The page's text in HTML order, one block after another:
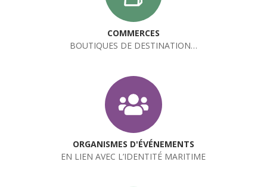
COMMERCES
BOUTIQUES DE DESTINATION…
ORGANISMES D'ÉVÉNEMENTS
EN LIEN AVEC L’IDENTITÉ MARITIME